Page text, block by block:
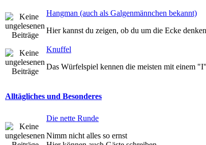
Hangman (auch als Galgenmännchen bekannt)
Hier kannst du zeigen, ob du um die Ecke
Knuffel
Das Würfelspiel kennen die meisten mit einem
Alltägliches und Besonderes
Die nette Runde
Nimm nicht alles so ernst